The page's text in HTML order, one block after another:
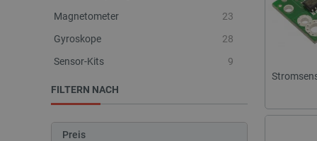
Magnetometer
23
Gyroskope
28
Sensor-Kits
9
FILTERN NACH
Preis